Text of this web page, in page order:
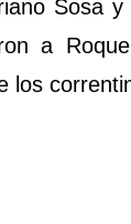
Sosa
a
los